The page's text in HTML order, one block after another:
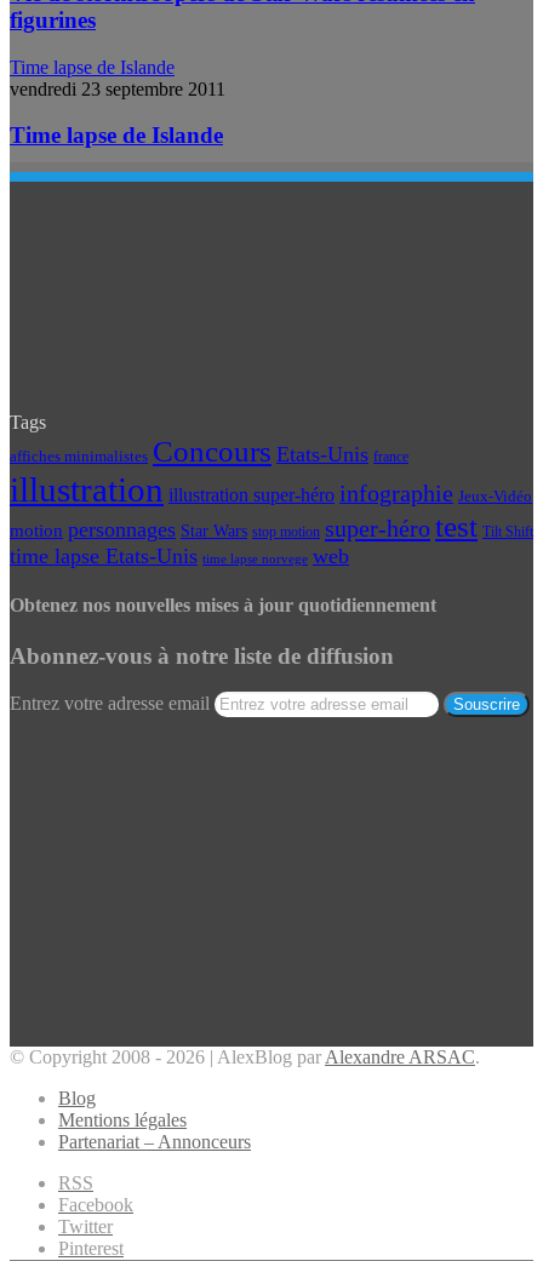
figurines
Time lapse de Islande
vendredi 23 septembre 2011
Time lapse de Islande
Tags
affiches minimalistes Concours Etats-Unis france
illustration illustration super-héro infographie Jeux-Vidéo
motion personnages Star Wars stop motion super-hérotest Tilt Shift
time lapse Etats-Unis time lapse norvege web
Obtenez nos nouvelles mises à jour quotidiennement
Abonnez-vous à notre liste de diffusion
Entrez votre adresse email
© Copyright 2008 - 2026 | AlexBlog par Alexandre ARSAC.
Blog
Mentions légales
Partenariat – Annonceurs
RSS
Facebook
Twitter
Pinterest